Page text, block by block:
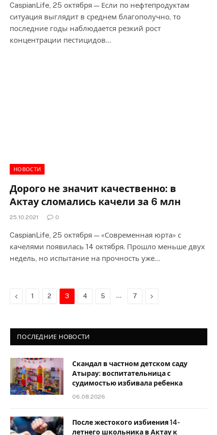
CaspianLife, 25 октября — Если по нефтепродуктам
ситуация выглядит в среднем благополучно, то
последние годы наблюдается резкий рост
концентрации пестицидов…
НОВОСТИ
Дорого не значит качественно: в
Актау сломались качели за 6 млн
25.10.2021 0
CaspianLife, 25 октября — «Современная юрта» с
качелями появилась 14 октября. Прошло меньше двух
недель, но испытание на прочность уже…
Previous
1 2 3 4 5 … 7 Next
ПОСЛЕДНИЕ НОВОСТИ
Скандал в частном детском саду
Атырау: воспитательница с
судимостью избивала ребенка
06.08.2026
После жестокого избиения 14-
летнего школьника в Актау к